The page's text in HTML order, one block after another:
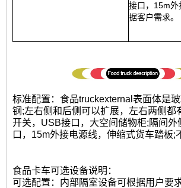
接口，15m外
据客户需求。
标准配置：食品truckexternal表面体是
钢;左右侧和后侧可以扩展，左右两侧
开关，USB接口，大空间储物柜;隔间
口，15m外接电源线，伸缩式货车踏板
食品卡车可选设备说明：
可选配置：内部隔室设备可根据用户要